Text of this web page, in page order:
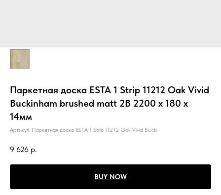
Паркетная доска ESTA 1 Strip 11212 Oak Vivid
Buckinham brushed matt 2B 2200 x 180 x
14мм
Артикул: Паркетная доска ESTA 1 Strip 11212 Oak Vivid Bucki
9 626 р.
BUY NOW